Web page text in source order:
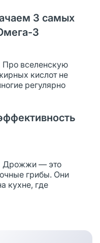
3 самых
3
Про вселенскую
кислот не
регулярно
Дрожжи — это
грибы. Они
кухне, где